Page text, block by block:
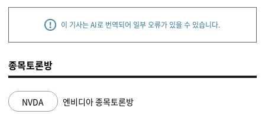
이 기사는 AI로 번역되어 일부 오류가 있을 수 있습니다.
종목토론방
NVDA 엔비디아 종목토론방